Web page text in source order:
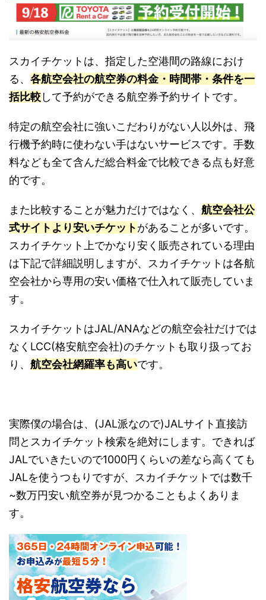
スカイチケットは、指定した空港間の路線におけ
る、 各航空会社の航空券の料金・時間帯・条件を一
括比較して予約ができる航空券予約サイトです。
特定の航空会社に強いこだわりがない人以外は、飛
行機予約時に使わない手はないサービスです。手数
料なども全て含んだ総合料金で比較できる点も好意
的です。
また比較することが魅力だけではなく、 航空会社公
式サイトより安いチケットがあることが多いです。
スカイチケット上でかなり安く販売されている理由
は下記で詳細説明しますが、スカイチケットは各航
空会社から専用の安い価格で仕入れて販売していま
す。
スカイチケットはJAL/ANAなどの航空会社だけでは
なくLCC(格安航空会社)のチケットも取り扱ってお
り、 航空会社網羅率も高いです。
実際僕の場合は、(JAL派なので)JALサイト直接訪
問とスカイチケット検索を絶対にします。できれば
JALでいきたいので1000円くらいの差なら高くても
JALを使うつもりですが、スカイチケットでは数千
~数万円安い航空券が見つかることもよくありま
す。